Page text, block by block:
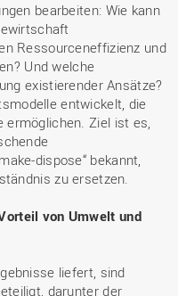
bearbeiten: Wie kann
Ressourceneffizienz und
Und welche
existierender Ansätze?
entwickelt, die
ermöglichen. Ziel ist es,
dispose“ bekannt,
zu ersetzen.
von Umwelt und
liefert, sind
darunter der